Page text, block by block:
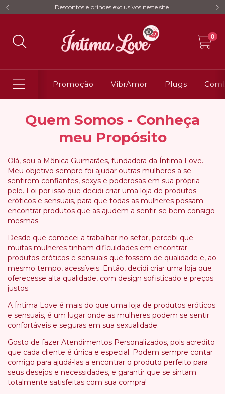
Descontos e brindes exclusivos neste site.
0
Promoção VibrAmor Plugs
Quem Somos - Conheça
meu Propósito
Olá, sou a Mônica Guimarães, fundadora da Íntima Love.
Meu objetivo sempre foi ajudar outras mulheres a se
sentirem confiantes, sexys e poderosas em sua própria
pele. Foi por isso que decidi criar uma loja de produtos
eróticos e sensuais, para que todas as mulheres possam
encontrar produtos que as ajudem a sentir-se bem consigo
mesmas.
Desde que comecei a trabalhar no setor, percebi que
muitas mulheres tinham dificuldades em encontrar
produtos eróticos e sensuais que fossem de qualidade e, ao
mesmo tempo, acessíveis. Então, decidi criar uma loja que
oferecesse alta qualidade, com design sofisticado e preços
justos.
A Íntima Love é mais do que uma loja de produtos eróticos
e sensuais, é um lugar onde as mulheres podem se sentir
confortáveis e seguras em sua sexualidade.
Gosto de fazer Atendimentos Personalizados, pois acredito
que cada cliente é única e especial. Podem sempre contar
comigo para ajudá-las a encontrar o produto perfeito para
seus desejos e necessidades, e garantir que se sintam
totalmente satisfeitas com sua compra!